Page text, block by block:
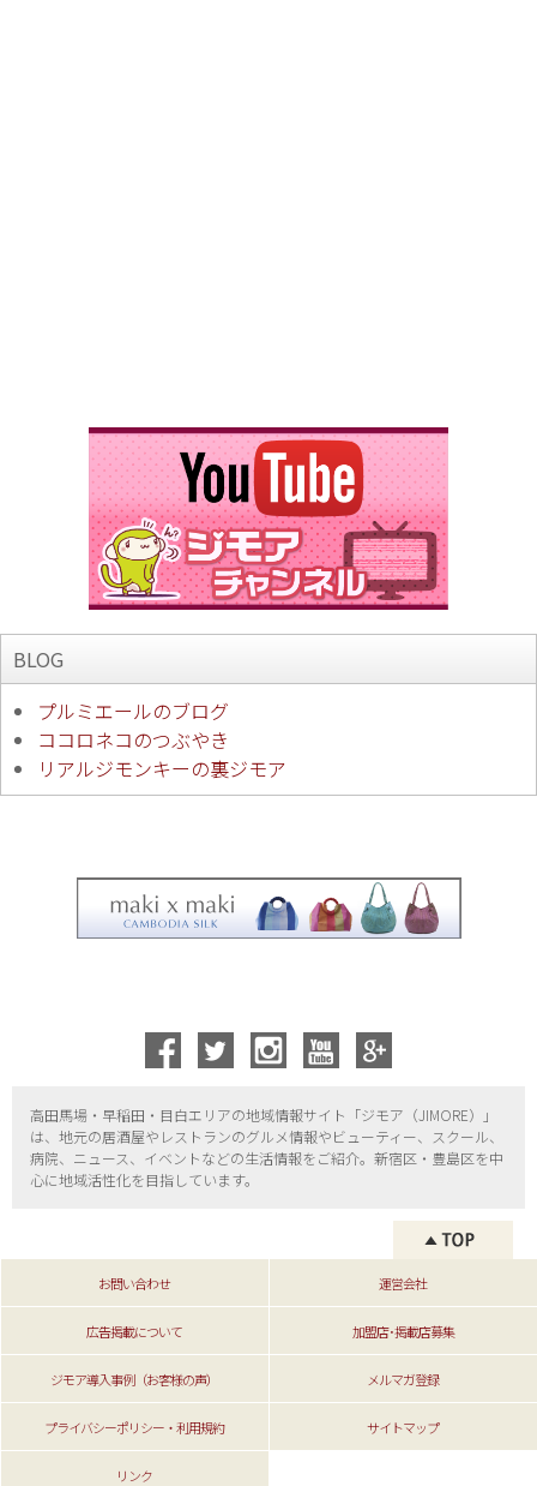
BLOG
プルミエールのブログ
ココロネコのつぶやき
リアルジモンキーの裏ジモア
高田馬場・早稲田・目白エリアの地域情報サイト「ジモア（JIMORE）」
は、地元の居酒屋やレストランのグルメ情報やビューティー、
スクール、
病院、ニュース、イベントなどの生活情報をご紹介。新宿区・ 豊島区を中
心に地域活性化を目指しています。
お問い合わせ 運営会社
広告掲載について 加盟店･掲載店募集
ジモア導入事例（お客様の声） メルマガ登録
プライバシーポリシー・利用規約 サイトマップ
リンク